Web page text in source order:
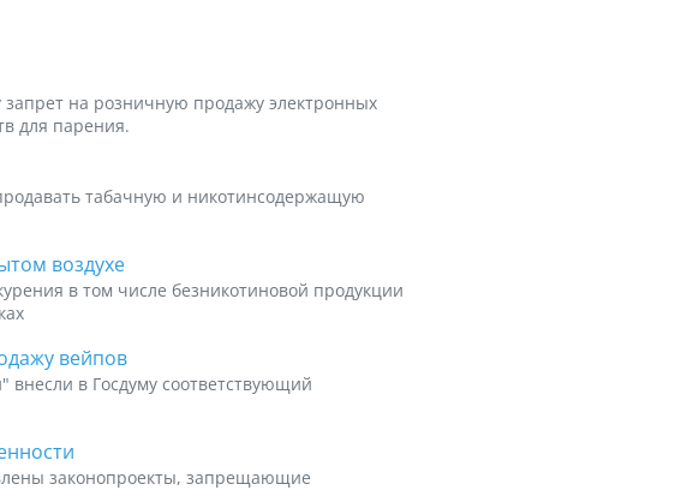
запрет на розничную продажу электронных
для парения.
табачную и никотинсодержащую
воздухе
в том числе безникотиновой продукции
вейпов
в Госдуму соответствующий
законопроекты, запрещающие